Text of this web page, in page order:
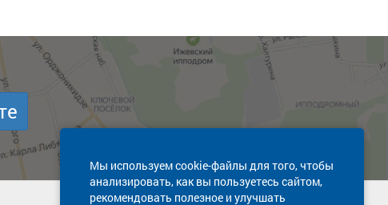
Мы используем cookie-файлы для того, чтобы
анализировать, как вы пользуетесь сайтом,
рекомендовать полезное и улучшать